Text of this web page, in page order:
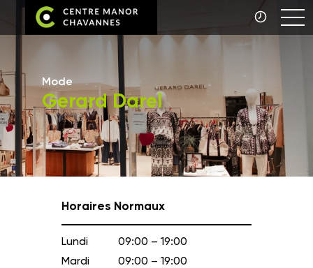
Mode
Gerard Darel
Horaires Normaux
Lundi
09:00 – 19:00
Mardi
09:00 – 19:00